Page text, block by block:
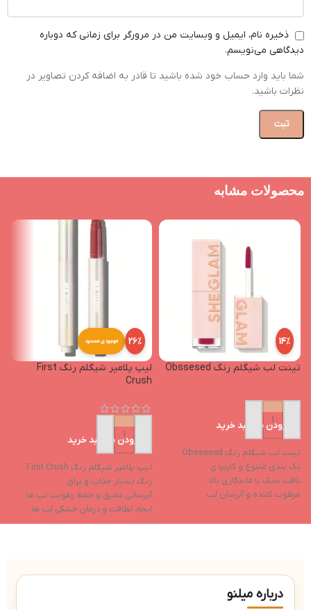
ذخیره نام، ایمیل و وبسایت من در مرورگر برای زمانی که دوباره
دیدگاهی می‌نویسم.
شما باید وارد حساب خود شده باشید تا قادر به اضافه کردن تصاویر در
نظرات باشید.
محصولات مشابه
14%
تینت لب شیگلم رنگ Obssesed
افزودن به سبد خرید
تینت لب شیگلم رنگ Obssesed
نگ بندی متنوع و کاربردی
بافت سبک با ماندگاری بالا
مرطوب کننده و آبرسان لب
دارای رنگدانه های غنی
موجودی محدود 26%
لیپ پلامپر شیگلم رنگ First
Crush
افزودن به سبد خرید
لیپ پلامپر شیگلم رنگ First Crush
رنگ بسیار جذاب و براق
آبرسانی عمیق و حفظ رطوبت لب ها
ایجاد لطافت و درمان خشکی لب ها
حاوی روغن نارگیل و روغن هسته
درباره میلنو